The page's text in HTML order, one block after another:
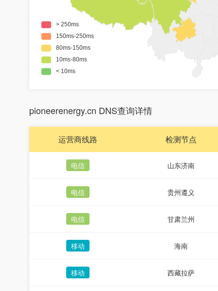
pioneerenergy.cn DNS查询详情
运营商线路 检测节点
电信 山东济南
电信 贵州遵义
电信 甘肃兰州
移动 海南
移动 西藏拉萨